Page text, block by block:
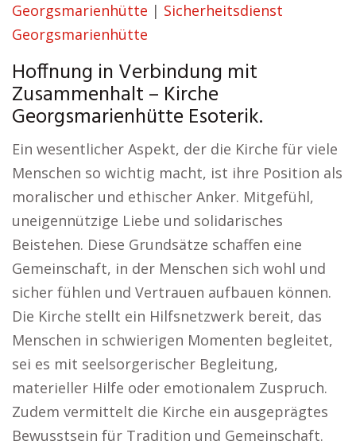
Georgsmarienhütte | Sicherheitsdienst
Georgsmarienhütte
Hoffnung in Verbindung mit
Zusammenhalt – Kirche
Georgsmarienhütte Esoterik.
Ein wesentlicher Aspekt, der die Kirche für viele
Menschen so wichtig macht, ist ihre Position als
moralischer und ethischer Anker. Mitgefühl,
uneigennützige Liebe und solidarisches
Beistehen. Diese Grundsätze schaffen eine
Gemeinschaft, in der Menschen sich wohl und
sicher fühlen und Vertrauen aufbauen können.
Die Kirche stellt ein Hilfsnetzwerk bereit, das
Menschen in schwierigen Momenten begleitet,
sei es mit seelsorgerischer Begleitung,
materieller Hilfe oder emotionalem Zuspruch.
Zudem vermittelt die Kirche ein ausgeprägtes
Bewusstsein für Tradition und Gemeinschaft.